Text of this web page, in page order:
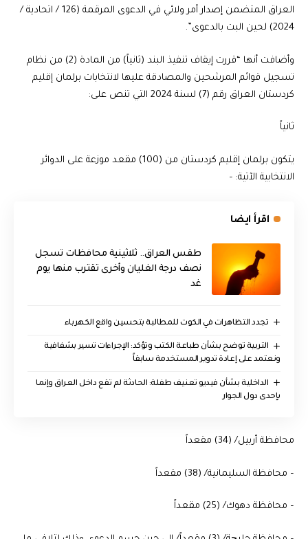
العراق المتضمن إصدار أمر ولائي في الدعوى المرقمة (126 / اتحادية /
2024) لحين البت بالدعوى”.
وأضافت أنها “قررت إيقاف تنفيذ البند (ثانياً) من المادة (2) من نظام
تسجيل قوائم المرشحين والمصادقة عليها لانتخابات برلمان إقليم
كردستان العراق رقم (7) لسنة 2024 التي تنص على:
ثانياً
يتكون برلمان إقليم كردستان من (100) مقعد موزعة على الدوائر
الانتخابية الآتية: –
اقرأ ايضا
طقس العراق.. ثلاثينية محافظات تسجل
نصف درجة الغليان وأخرى تقترب منها يوم
غد
تجدد التظاهرات في الكوت للمطالبة بتحسين واقع الكهرباء
التربية توضح بشأن طباعة الكتب وتؤكد: الإجراءات تسير بشفافية
ونعتمد على إعادة تدوير المستخدمة سابقاً
الداخلية بشأن فيديو تعنيف طفلة: الحادثة لم تقع داخل العراق وإنما
بإحدى دول الجوار
محافظة أربيل/ (34) مقعداً
– محافظة السليمانية/ (38) مقعداً
– محافظة دهوك/ (25) مقعداً